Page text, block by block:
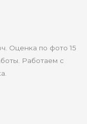
Оценка по фото 15
Работаем с